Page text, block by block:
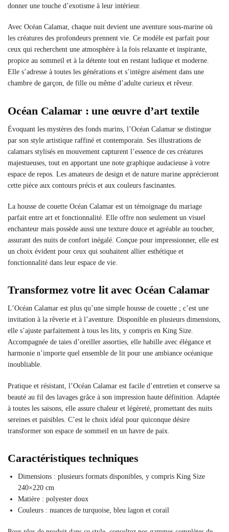
donner une touche d’exotisme à leur intérieur.
Avec Océan Calamar, chaque nuit devient une aventure sous-marine où
les créatures des profondeurs prennent vie. Ce modèle est parfait pour
ceux qui recherchent une atmosphère à la fois relaxante et inspirante,
propice au sommeil et à la détente tout en restant ludique et moderne.
Elle s’adresse à toutes les générations et s’intègre aisément dans une
chambre de garçon, de fille ou même d’adulte curieux et rêveur.
Océan Calamar : une œuvre d’art textile
Évoquant les mystères des fonds marins, l’Océan Calamar se distingue
par son style artistique raffiné et contemporain. Ses illustrations de
calamars stylisés en mouvement capturent l’essence de ces créatures
majestueuses, tout en apportant une note graphique audacieuse à votre
espace de repos. Les amateurs de design et de nature marine apprécieront
cette pièce aux contours précis et aux couleurs fascinantes.
La housse de couette Océan Calamar est un témoignage du mariage
parfait entre art et fonctionnalité. Elle offre non seulement un visuel
enchanteur mais possède aussi une texture douce et agréable au toucher,
assurant des nuits de confort inégalé. Conçue pour impressionner, elle est
un choix évident pour ceux qui souhaitent allier esthétique et
fonctionnalité dans leur espace de vie.
Transformez votre lit avec Océan Calamar
L’Océan Calamar est plus qu’une simple housse de couette ; c’est une
invitation à la rêverie et à l’aventure. Disponible en plusieurs dimensions,
elle s’ajuste parfaitement à tous les lits, y compris en King Size.
Accompagnée de taies d’oreiller assorties, elle habille avec élégance et
harmonie n’importe quel ensemble de lit pour une ambiance océanique
inoubliable.
Pratique et résistant, l’Océan Calamar est facile d’entretien et conserve sa
beauté au fil des lavages grâce à son impression haute définition. Adaptée
à toutes les saisons, elle assure chaleur et légèreté, promettant des nuits
sereines et paisibles. C’est le choix idéal pour quiconque désire
transformer son espace de sommeil en un havre de paix.
Caractéristiques techniques
Dimensions : plusieurs formats disponibles, y compris King Size
240×220 cm
Matière : polyester doux
Couleurs : nuances de turquoise, bleu lagon et corail